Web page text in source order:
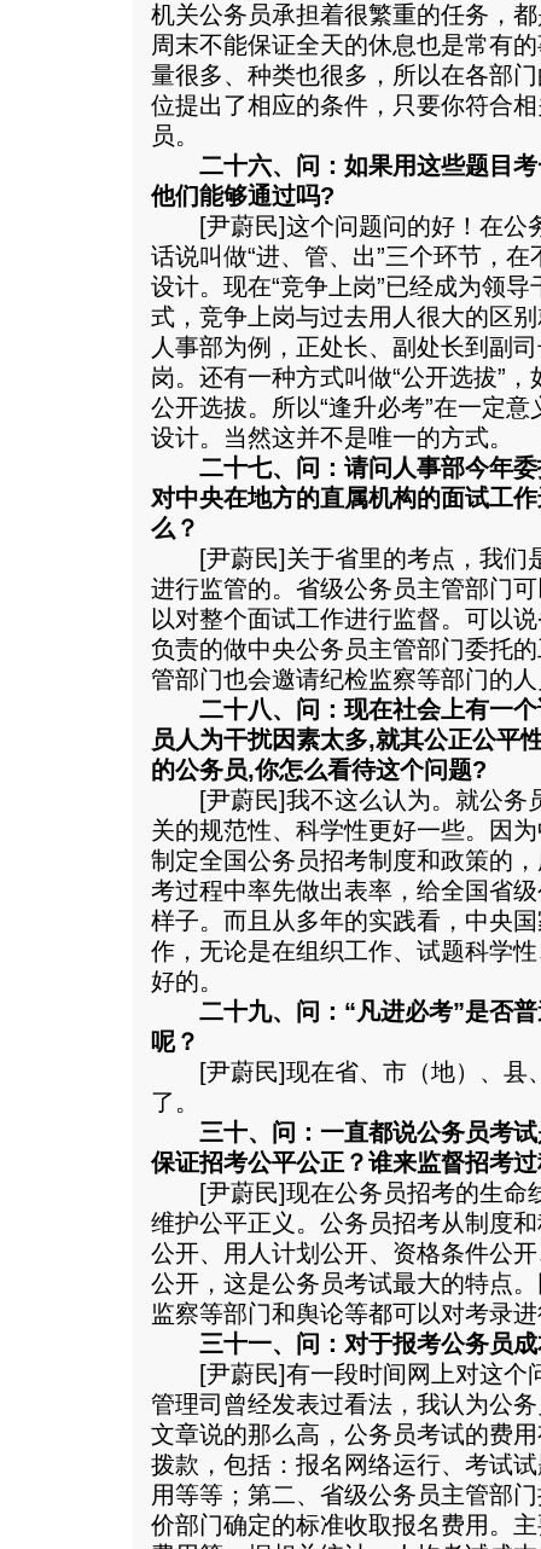
机关公务员承担着很繁重的任务，
周末不能保证全天的休息也是常有
量很多、种类也很多，所以在各部
位提出了相应的条件，只要你符合
员。
二十六、问：如果用这些题目
他们能够通过吗?
[尹蔚民]这个问题问的好！在公
话说叫做“进、管、出”三个环节，
设计。现在“竞争上岗”已经成为领
式，竞争上岗与过去用人很大的区
人事部为例，正处长、副处长到副
岗。还有一种方式叫做“公开选拔”
公开选拔。所以“逢升必考”在一定
设计。当然这并不是唯一的方式。
二十七、问：请问人事部今年
对中央在地方的直属机构的面试工
么？
[尹蔚民]关于省里的考点，我们
进行监管的。省级公务员主管部门
以对整个面试工作进行监督。可以
负责的做中央公务员主管部门委托
管部门也会邀请纪检监察等部门的
二十八、问：现在社会上有一
员人为干扰因素太多,就其公正公平
的公务员,你怎么看待这个问题?
[尹蔚民]我不这么认为。就公务
关的规范性、科学性更好一些。因
制定全国公务员招考制度和政策的
考过程中率先做出表率，给全国省
样子。而且从多年的实践看，中央
作，无论是在组织工作、试题科学
好的。
二十九、问：“凡进必考”是否
呢？
[尹蔚民]现在省、市（地）、县
了。
三十、问：一直都说公务员考
保证招考公平公正？谁来监督招考
[尹蔚民]现在公务员招考的生命
维护公平正义。公务员招考从制度
公开、用人计划公开、资格条件公
公开，这是公务员考试最大的特点
监察等部门和舆论等都可以对考录
三十一、问：对于报考公务员
[尹蔚民]有一段时间网上对这个
管理司曾经发表过看法，我认为公
文章说的那么高，公务员考试的费
拨款，包括：报名网络运行、考试
用等等；第二、省级公务员主管部
价部门确定的标准收取报名费用。